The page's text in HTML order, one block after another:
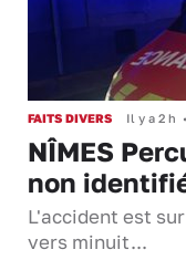
FAITS DIVERS Il y a 2 h •
NÎMES
non
L'accident est
vers minuit...